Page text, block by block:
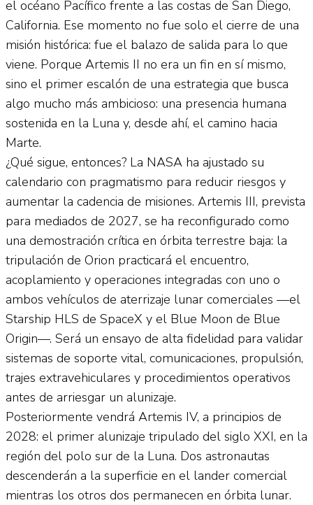
el océano Pacífico frente a las costas de San Diego,
California. Ese momento no fue solo el cierre de una
misión histórica: fue el balazo de salida para lo que
viene. Porque Artemis II no era un fin en sí mismo,
sino el primer escalón de una estrategia que busca
algo mucho más ambicioso: una presencia humana
sostenida en la Luna y, desde ahí, el camino hacia
Marte.
¿Qué sigue, entonces? La NASA ha ajustado su
calendario con pragmatismo para reducir riesgos y
aumentar la cadencia de misiones. Artemis III, prevista
para mediados de 2027, se ha reconfigurado como
una demostración crítica en órbita terrestre baja: la
tripulación de Orion practicará el encuentro,
acoplamiento y operaciones integradas con uno o
ambos vehículos de aterrizaje lunar comerciales —el
Starship HLS de SpaceX y el Blue Moon de Blue
Origin—. Será un ensayo de alta fidelidad para validar
sistemas de soporte vital, comunicaciones, propulsión,
trajes extravehiculares y procedimientos operativos
antes de arriesgar un alunizaje.
Posteriormente vendrá Artemis IV, a principios de
2028: el primer alunizaje tripulado del siglo XXI, en la
región del polo sur de la Luna. Dos astronautas
descenderán a la superficie en el lander comercial
mientras los otros dos permanecen en órbita lunar.